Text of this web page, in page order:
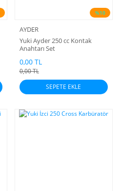
%10
AYDER
Yuki Ayder 250 cc Kontak
Anahtarı Set
0,00 TL
0,00 TL
SEPETE EKLE